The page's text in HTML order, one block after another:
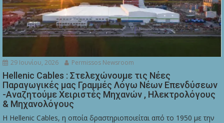
29 Ιουνίου, 2026 Permissos Newsroom
Hellenic Cables : Στελεχώνουμε τις Νέες
Παραγωγικές μας Γραμμές Λόγω Νέων Επενδύσεων
-Αναζητούμε Χειριστές Μηχανών , Ηλεκτρολόγους
& Μηχανολόγους
Η Hellenic Cables, η οποία δραστηριοποιείται από το 1950 με την